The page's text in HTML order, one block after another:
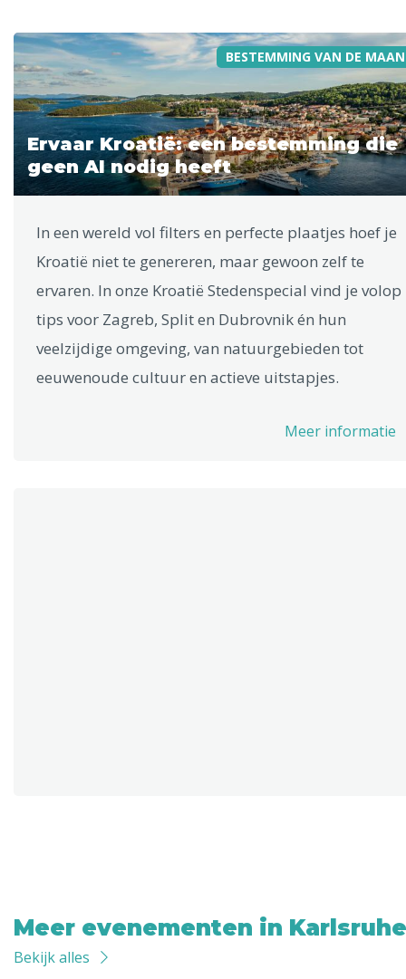
BESTEMMING VAN DE
Ervaar Kroatië: een bestemming die
geen AI nodig heeft
In een wereld vol filters en perfecte plaatjes hoef je
Kroatië niet te genereren, maar gewoon zelf te
ervaren. In onze Kroatië Stedenspecial vind je volop
tips voor Zagreb, Split en Dubrovnik én hun
veelzijdige omgeving, van natuurgebieden tot
eeuwenoude cultuur en actieve uitstapjes.
Meer informatie
Meer evenementen in Karlsruhe
Bekijk alles